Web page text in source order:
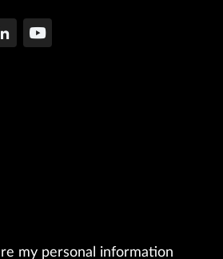
my personal information